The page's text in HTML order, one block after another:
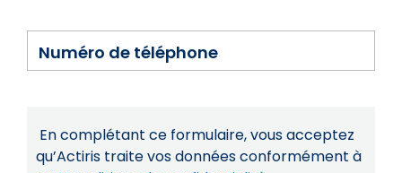
Numéro de téléphone
En complétant ce formulaire, vous acceptez
qu’Actiris traite vos données conformément à